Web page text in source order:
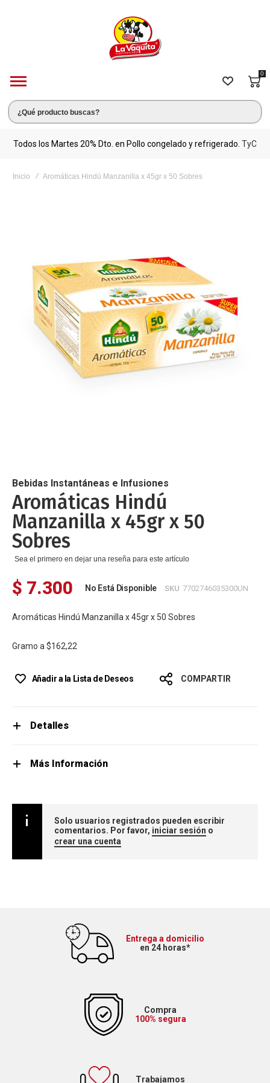
0
Todos los Martes 20% Dto. en Pollo congelado y refrigerado. TyC
Inicio Aromáticas Hindú Manzanilla x 45gr x 50 Sobres
imágenes
de
la
galería
de
imágenes
Bebidas Instantáneas e Infusiones
Aromáticas Hindú
Manzanilla x 45gr x 50
Sobres
Sea el primero en dejar una reseña para este artículo
$ 7.300 No Está Disponible SKU 7702746035300UN
Aromáticas Hindú Manzanilla x 45gr x 50 Sobres
Gramo a $162,22
Añadir a la Lista de Deseos COMPARTIR
Detalles
Más Información
Solo usuarios registrados pueden escribir
comentarios. Por favor, iniciar sesión o
crear una cuenta
Entrega a domicilio
en 24 horas*
Compra
100% segura
Trabajamos